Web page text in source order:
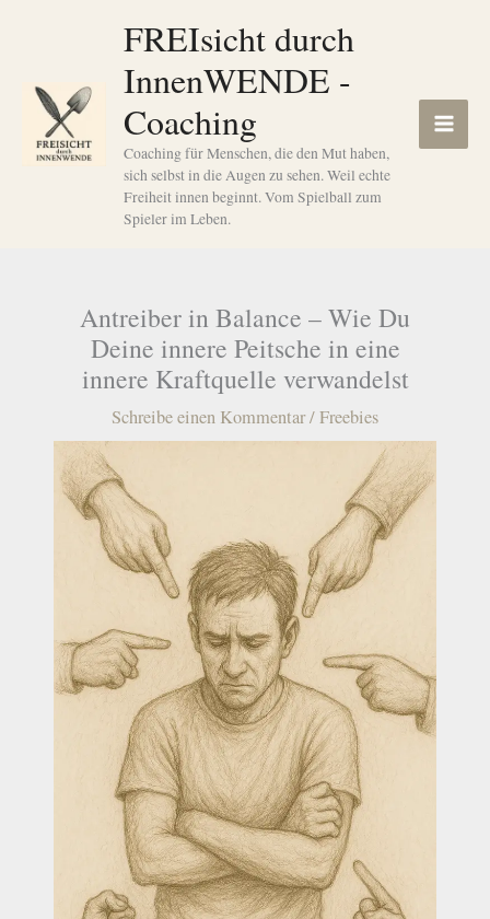
FREIsicht durch
InnenWENDE -
Coaching
Coaching für Menschen, die den Mut haben,
sich selbst in die Augen zu sehen. Weil echte
Freiheit innen beginnt. Vom Spielball zum
Spieler im Leben.
Antreiber in Balance – Wie Du
Deine innere Peitsche in eine
innere Kraftquelle verwandelst
Schreibe einen Kommentar/Freebies